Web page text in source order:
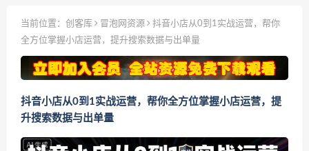
当前位置： 创客库 冒泡网资源
抖音小店从0到1实战运营，帮你
全方位掌握小店运营，提升搜索数据与出单量
抖音小店从0到1实战运营，帮你全方位掌握小店运营，提
升搜索数据与出单量